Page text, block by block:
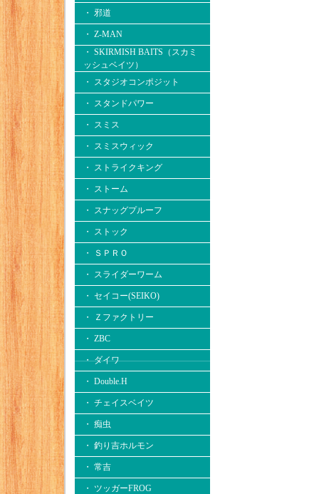
・ 邪道
・ Z-MAN
・ SKIRMISH BAITS（スカミ
ッシュベイツ）
・ スタジオコンポジット
・ スタンドパワー
・ スミス
・ スミスウィック
・ ストライクキング
・ ストーム
・ スナッグプルーフ
・ ストック
・ ＳＰＲＯ
・ スライダーワーム
・ セイコー(SEIKO)
・ Ｚファクトリー
・ ZBC
・ ダイワ
・ Double.H
・ チェイスベイツ
・ 痴虫
・ 釣り吉ホルモン
・ 常吉
・ ツッガーFROG